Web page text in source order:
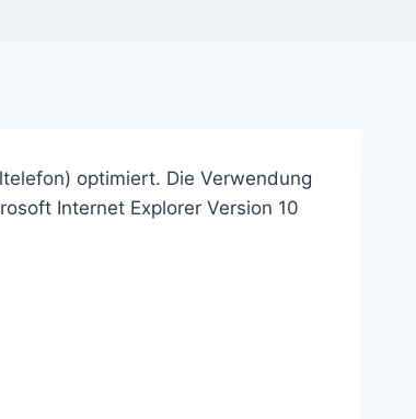
optimiert. Die Verwendung
Internet Explorer Version 10